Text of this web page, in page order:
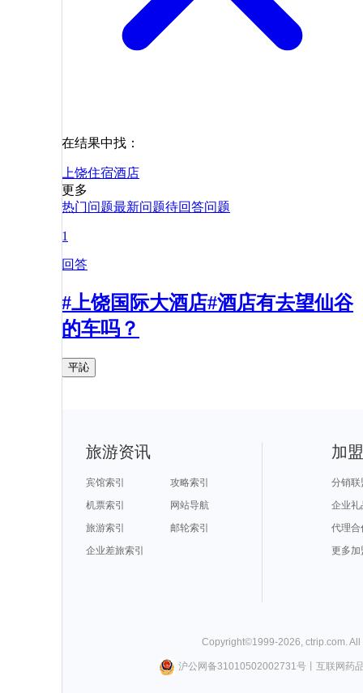
在结果中找：
上饶住宿酒店
更多
热门问题最新问题待回答问题
1
回答
#上饶国际大酒店#酒店有去望仙谷
的车吗？
平訫
旅游资讯
宾馆索引
攻略索引
机票索引
网站导航
旅游索引
邮轮索引
企业差旅索引
加
分销联
企业礼
代理合
更多加
Copyright©1999-2026 ctrip.com .
沪公网备31010502002731号丨 互联网药